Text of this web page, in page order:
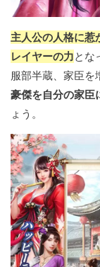
主人公の人格に惹
レイヤーの力とな
服部半蔵、家臣を
豪傑を自分の家臣
ょう。